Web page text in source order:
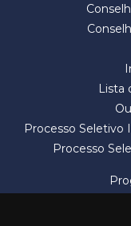
Lista
Processo Seletivo
Processo